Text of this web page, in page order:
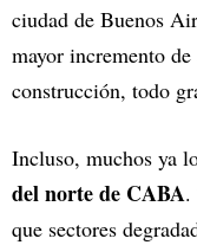
ciudad de Buenos
mayor incremento
construcción, todo
Incluso, muchos ya
del norte de CABA.
que sectores